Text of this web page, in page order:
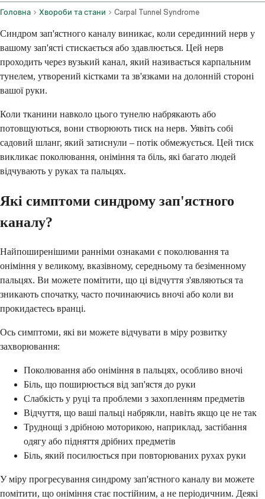
Головна Хвороби та стани Carpal Tunnel Syndrome
Синдром зап'ястного каналу виникає, коли серединний нерв у
вашому зап'ясті стискається або здавлюється. Цей нерв
проходить через вузький канал, який називається карпальним
тунелем, утворений кістками та зв'язками на долонній стороні
вашої руки.
Коли тканини навколо цього тунелю набрякають або
потовщуються, вони створюють тиск на нерв. Уявіть собі
садовий шланг, який затиснули – потік обмежується. Цей тиск
викликає поколювання, оніміння та біль, які багато людей
відчувають у руках та пальцях.
Які симптоми синдрому зап'ястного
каналу?
Найпоширенішими ранніми ознаками є поколювання та
оніміння у великому, вказівному, середньому та безіменному
пальцях. Ви можете помітити, що ці відчуття з'являються та
зникають спочатку, часто починаючись вночі або коли ви
прокидаєтесь вранці.
Ось симптоми, які ви можете відчувати в міру розвитку
захворювання:
Поколювання або оніміння в пальцях, особливо вночі
Біль, що поширюється від зап'ястя до руки
Слабкість у руці та проблеми з захопленням предметів
Відчуття, що ваші пальці набрякли, навіть якщо це не так
Труднощі з дрібною моторикою, наприклад, застібання
одягу або підняття дрібних предметів
Біль, який посилюється при повторюваних рухах руки
У міру прогресування синдрому зап'ястного каналу ви можете
помітити, що оніміння стає постійним, а не періодичним. Деякі